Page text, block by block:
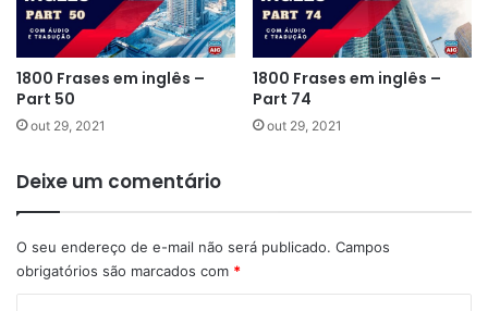
1800 Frases em inglês –
Part 50
out 29, 2021
1800 Frases em inglês –
Part 74
out 29, 2021
Deixe um comentário
O seu endereço de e-mail não será publicado. Campos
obrigatórios são marcados com *